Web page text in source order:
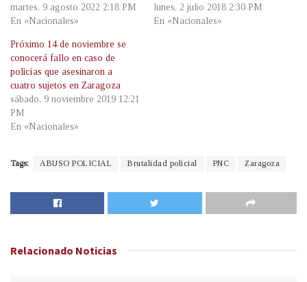
martes, 9 agosto 2022 2:18 PM
En «Nacionales»
lunes, 2 julio 2018 2:30 PM
En «Nacionales»
Próximo 14 de noviembre se
conocerá fallo en caso de
policías que asesinaron a
cuatro sujetos en Zaragoza
sábado, 9 noviembre 2019 12:21
PM
En «Nacionales»
Tags: ABUSO POLICIAL Brutalidad policial PNC Zaragoza
Relacionado Noticias